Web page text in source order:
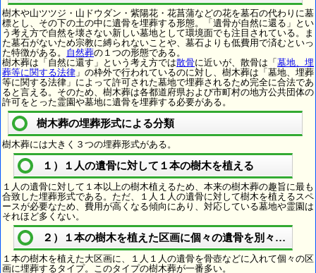
樹木や山ツツジ・山ドウダン・紫陽花・花菖蒲などの花を墓石の代わりに墓
標とし、その下の土の中に遺骨を埋葬する形態。「遺骨が自然に還る」とい
う考え方で自然を壊さない新しい墓地として環境面でも注目されている。ま
た墓石がないため宗教に縛られないことや、墓石よりも低費用で済むといっ
た特徴がある。 自然葬の１つの形態である。
樹木葬は「自然に還す」という考え方では散骨に近いが、散骨は「 墓地、埋
葬等に関する法律 」の枠外で行われているのに対し、樹木葬は「墓地、埋葬
等に関する法律」によって許可された墓地で埋葬されるため完全に合法であ
ると言える。そのため、樹木葬は各都道府県および市町村の地方公共団体の
許可をとった霊園や墓地に遺骨を埋葬する必要がある。
樹木葬の埋葬形式による分類
樹木葬には大きく３つの埋葬形式がある。
１）１人の遺骨に対して１本の樹木を植える
１人の遺骨に対して１本以上の樹木植えるため、本来の樹木葬の趣旨に最も
合致した埋葬形式である。ただ、１人１人の遺骨に対して樹木を植えるスペ
ースが必要なため、費用が高くなる傾向にあり、対応している墓地や霊園は
それほど多くない。
２）１本の樹木を植えた区画に個々の遺骨を別々に埋葬
１本の樹木を植えた大区画に、１人１人の遺骨を骨壺などに入れて個々の区
画に埋葬するタイプ。このタイプの樹木葬が一番多い。